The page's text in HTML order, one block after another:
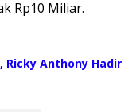
Rp10 Miliar.
Ricky Anthony Hadir